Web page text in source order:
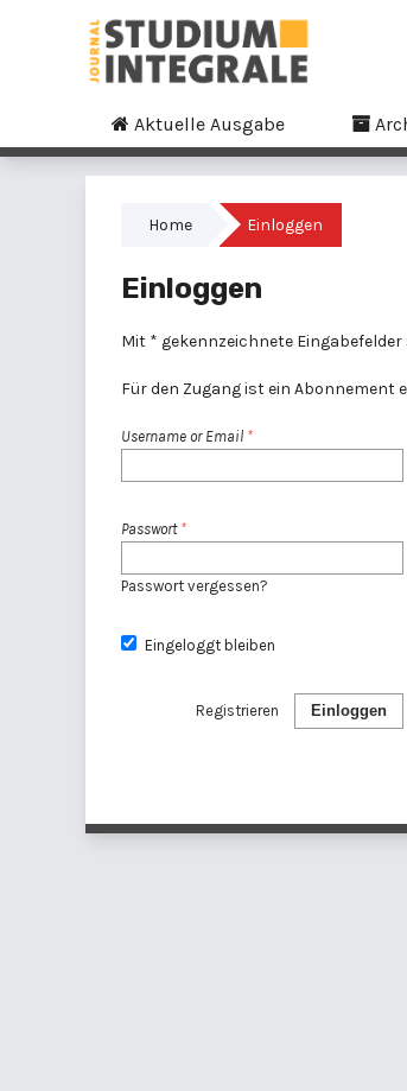
Aktuelle Ausgabe
Home Einloggen
Einloggen
Mit * gekennzeichnete
Für den Zugang ist ein Abonnement
Username or Email *
Passwort *
Passwort vergessen?
Eingeloggt bleiben
Einloggen
Registrieren